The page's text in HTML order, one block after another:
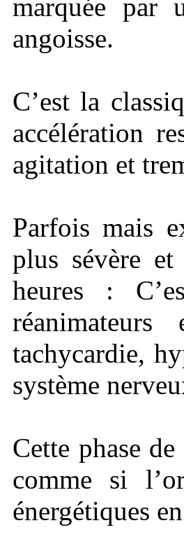
marquée par
angoisse.
C’est la
accélération
agitation et
Parfois mais
plus sévère
heures :
tachycardie,
système
Cette phase
comme si
énergétiques